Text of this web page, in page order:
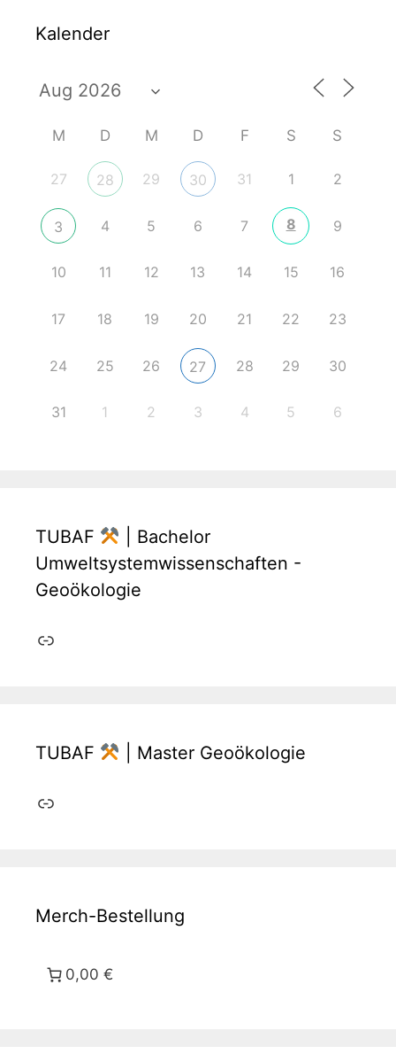
Kalender
M D M D F S S
27 28 29 30 31 1 2
3 4 5 6 7 8 9
10 11 12 13 14 15 16
17 18 19 20 21 22 23
24 25 26 27 28 29 30
31 1 2 3 4 5 6
TUBAF
| Bachelor
Umweltsystemwissenschaften -
Geoökologie
Link
TUBAF | Master Geoökologie
Link
Merch-Bestellung
0,00 €